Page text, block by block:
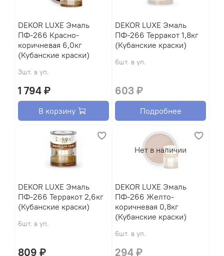
DEKOR LUXE Эмаль
ПФ-266 Красно-
коричневая 6,0кг
(Кубанские краски)
3шт. в уп.
1 794 ₽
В корзину
DEKOR LUXE Эмаль
ПФ-266 Терракот 1,8кг
(Кубанские краски)
6шт. в уп.
603 ₽
Подробнее
DEKOR LUXE Эмаль
ПФ-266 Терракот 2,6кг
(Кубанские краски)
6шт. в уп.
809 ₽
Нет в наличии
DEKOR LUXE Эмаль
ПФ-266 Желто-
коричневая 0,8кг
(Кубанские краски)
6шт. в уп.
294 ₽